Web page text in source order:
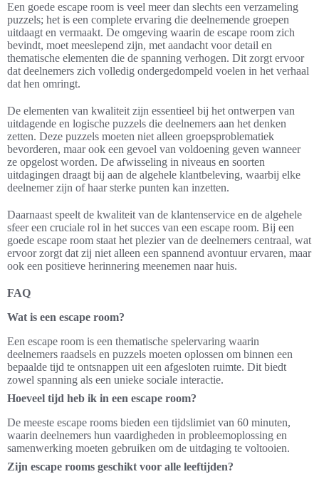
Een goede escape room is veel meer dan slechts een verzameling
puzzels; het is een complete ervaring die deelnemende groepen
uitdaagt en vermaakt. De omgeving waarin de escape room zich
bevindt, moet meeslepend zijn, met aandacht voor detail en
thematische elementen die de spanning verhogen. Dit zorgt ervoor
dat deelnemers zich volledig ondergedompeld voelen in het verhaal
dat hen omringt.
De elementen van kwaliteit zijn essentieel bij het ontwerpen van
uitdagende en logische puzzels die deelnemers aan het denken
zetten. Deze puzzels moeten niet alleen groepsproblematiek
bevorderen, maar ook een gevoel van voldoening geven wanneer
ze opgelost worden. De afwisseling in niveaus en soorten
uitdagingen draagt bij aan de algehele klantbeleving, waarbij elke
deelnemer zijn of haar sterke punten kan inzetten.
Daarnaast speelt de kwaliteit van de klantenservice en de algehele
sfeer een cruciale rol in het succes van een escape room. Bij een
goede escape room staat het plezier van de deelnemers centraal, wat
ervoor zorgt dat zij niet alleen een spannend avontuur ervaren, maar
ook een positieve herinnering meenemen naar huis.
FAQ
Wat is een escape room?
Een escape room is een thematische spelervaring waarin
deelnemers raadsels en puzzels moeten oplossen om binnen een
bepaalde tijd te ontsnappen uit een afgesloten ruimte. Dit biedt
zowel spanning als een unieke sociale interactie.
Hoeveel tijd heb ik in een escape room?
De meeste escape rooms bieden een tijdslimiet van 60 minuten,
waarin deelnemers hun vaardigheden in probleemoplossing en
samenwerking moeten gebruiken om de uitdaging te voltooien.
Zijn escape rooms geschikt voor alle leeftijden?